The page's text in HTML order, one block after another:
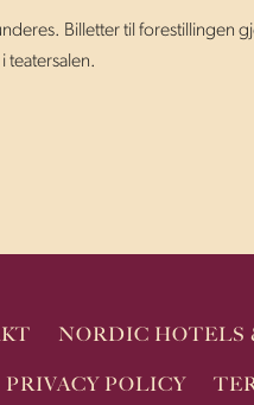
Billetter til forestillingen
teatersalen.
NORDIC HOTELS
PRIVACY POLICY